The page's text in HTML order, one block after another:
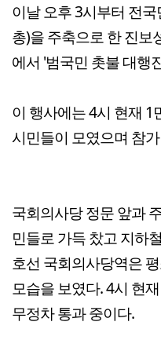
이날 오후 3시부터 전
총)을 주축으로 한 진보
에서 '범국민 촛불 대행
이 행사에는 4시 현재
시민들이 모였으며 참
국회의사당 정문 앞과
민들로 가득 찼고 지하
호선 국회의사당역은
모습을 보였다. 4시 현
무정차 통과 중이다.